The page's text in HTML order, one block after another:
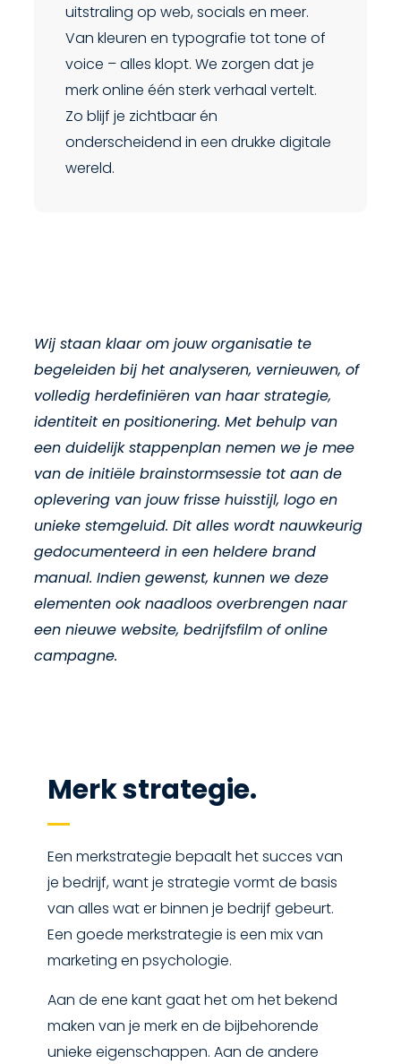
uitstraling op web, socials en meer.
Van kleuren en typografie tot tone of
voice – alles klopt. We zorgen dat je
merk online één sterk verhaal vertelt.
Zo blijf je zichtbaar én
onderscheidend in een drukke digitale
wereld.
Wij staan klaar om jouw organisatie te
begeleiden bij het analyseren, vernieuwen, of
volledig herdefiniëren van haar strategie,
identiteit en positionering. Met behulp van
een duidelijk stappenplan nemen we je mee
van de initiële brainstormsessie tot aan de
oplevering van jouw frisse huisstijl, logo en
unieke stemgeluid. Dit alles wordt nauwkeurig
gedocumenteerd in een heldere brand
manual. Indien gewenst, kunnen we deze
elementen ook naadloos overbrengen naar
een nieuwe website, bedrijfsfilm of online
campagne.
Merk strategie.
Een merkstrategie bepaalt het succes van
je bedrijf, want je strategie vormt de basis
van alles wat er binnen je bedrijf gebeurt.
Een goede merkstrategie is een mix van
marketing en psychologie.
Aan de ene kant gaat het om het bekend
maken van je merk en de bijbehorende
unieke eigenschappen. Aan de andere